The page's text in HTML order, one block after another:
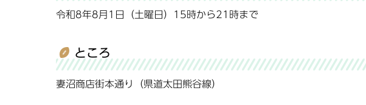
令和8年8月1日（土曜日）15時から21時まで
ところ
妻沼商店街本通り（県道太田熊谷線）